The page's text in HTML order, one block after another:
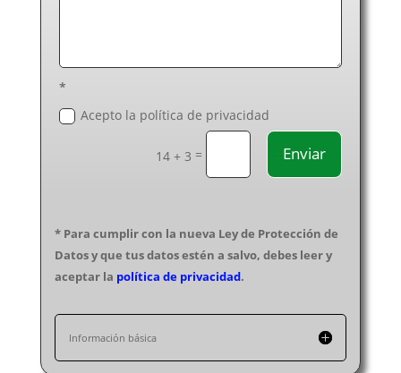
*
Acepto la política de privacidad
14 + 3 = Enviar
* Para cumplir con la nueva Ley de Protección de
Datos y que tus datos estén a salvo, debes leer y
aceptar la política de privacidad.
Información básica